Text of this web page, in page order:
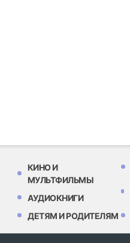
КИНО И
МУЛЬТФИЛЬМЫ
АУДИОКНИГИ
ДЕТЯМ И РОДИТЕЛЯМ